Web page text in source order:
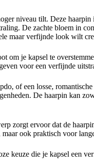
niveau tilt. Deze
De zachte bloem in
maar verfijnde look wilt
om je kapsel te
voor een verfijnde
of een losse,
De haarpin kan
zorgt ervoor dat de
ook praktisch voor
keuze die je kapsel een